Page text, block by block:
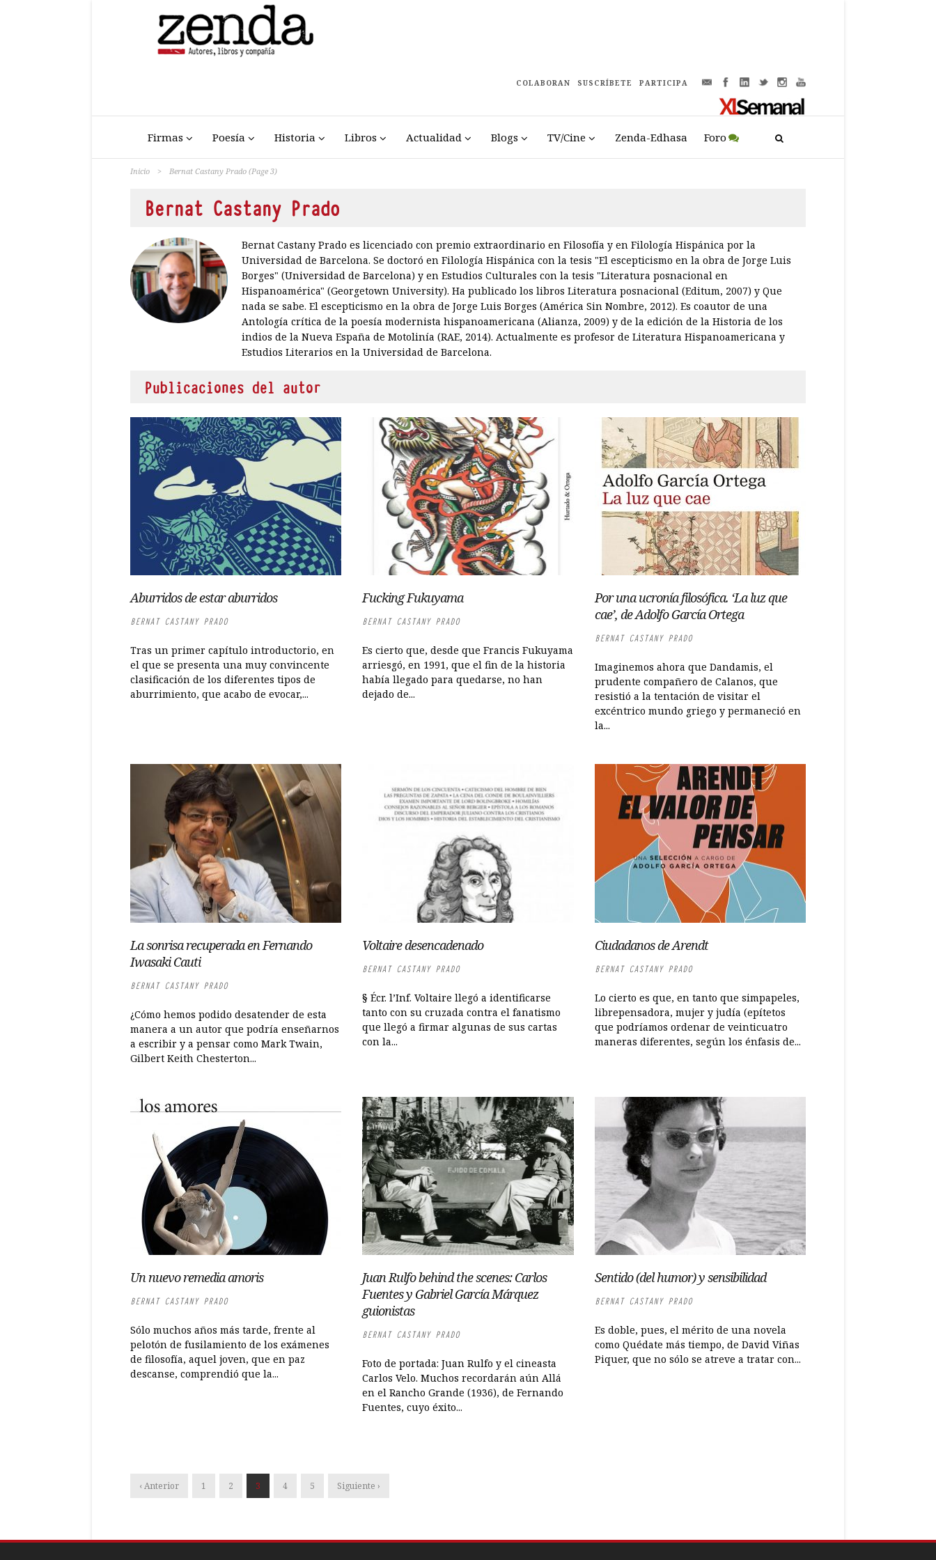
COLABORAN SUSCRÍBETE PARTICIPA
Firmas Poesía Historia Libros Actualidad Blogs TV/Cine Zenda-Edhasa Foro
Inicio > Bernat Castany Prado (Page 3)
Bernat Castany Prado
Bernat Castany Prado es licenciado con premio extraordinario en Filosofía y en Filología Hispánica por la
Universidad de Barcelona. Se doctoró en Filología Hispánica con la tesis "El escepticismo en la obra de Jorge Luis
Borges" (Universidad de Barcelona) y en Estudios Culturales con la tesis "Literatura posnacional en
Hispanoamérica" (Georgetown University). Ha publicado los libros Literatura posnacional (Editum, 2007) y Que
nada se sabe. El escepticismo en la obra de Jorge Luis Borges (América Sin Nombre, 2012). Es coautor de una
Antología crítica de la poesía modernista hispanoamericana (Alianza, 2009) y de la edición de la Historia de los
indios de la Nueva España de Motolinía (RAE, 2014). Actualmente es profesor de Literatura Hispanoamericana y
Estudios Literarios en la Universidad de Barcelona.
Publicaciones del autor
Aburridos de estar aburridos
BERNAT CASTANY PRADO
Tras un primer capítulo introductorio, en
el que se presenta una muy convincente
clasificación de los diferentes tipos de
aburrimiento, que acabo de evocar,...
Fucking Fukuyama
BERNAT CASTANY PRADO
Es cierto que, desde que Francis Fukuyama
arriesgó, en 1991, que el fin de la historia
había llegado para quedarse, no han
dejado de...
Por una ucronía filosófica. ‘La luz que
cae’, de Adolfo García Ortega
BERNAT CASTANY PRADO
Imaginemos ahora que Dandamis, el
prudente compañero de Calanos, que
resistió a la tentación de visitar el
excéntrico mundo griego y permaneció en
la...
La sonrisa recuperada en Fernando
Iwasaki Cauti
BERNAT CASTANY PRADO
¿Cómo hemos podido desatender de esta
manera a un autor que podría enseñarnos
a escribir y a pensar como Mark Twain,
Gilbert Keith Chesterton...
Voltaire desencadenado
BERNAT CASTANY PRADO
§ Écr. l’Inf. Voltaire llegó a identificarse
tanto con su cruzada contra el fanatismo
que llegó a firmar algunas de sus cartas
con la...
Ciudadanos de Arendt
BERNAT CASTANY PRADO
Lo cierto es que, en tanto que simpapeles,
librepensadora, mujer y judía (epítetos
que podríamos ordenar de veinticuatro
maneras diferentes, según los énfasis de...
Un nuevo remedia amoris
BERNAT CASTANY PRADO
Sólo muchos años más tarde, frente al
pelotón de fusilamiento de los exámenes
de filosofía, aquel joven, que en paz
descanse, comprendió que la...
Juan Rulfo behind the scenes: Carlos
Fuentes y Gabriel García Márquez
guionistas
BERNAT CASTANY PRADO
Foto de portada: Juan Rulfo y el cineasta
Carlos Velo. Muchos recordarán aún Allá
en el Rancho Grande (1936), de Fernando
Fuentes, cuyo éxito...
Sentido (del humor) y sensibilidad
BERNAT CASTANY PRADO
Es doble, pues, el mérito de una novela
como Quédate más tiempo, de David Viñas
Piquer, que no sólo se atreve a tratar con...
‹ Anterior 1 2 3 4 5 Siguiente ›